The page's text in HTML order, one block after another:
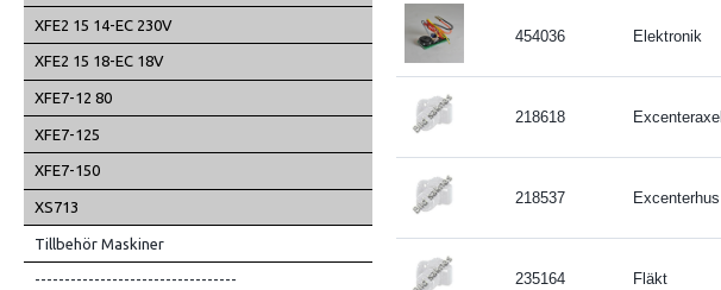
XFE2 15 14-EC 230V
XFE2 15 18-EC 18V
XFE7-12 80
XFE7-125
XFE7-150
XS713
Tillbehör Maskiner
----------------------------------
454036 Elektronik
218618 Excenteraxel
218537 Excenterhus
235164 Fläkt